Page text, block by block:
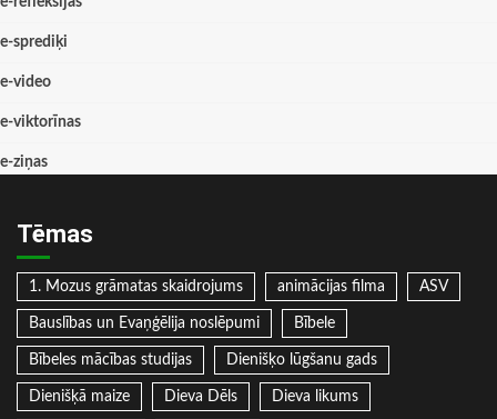
e-sprediķi
e-video
e-viktorīnas
e-ziņas
Tēmas
1. Mozus grāmatas skaidrojums animācijas filma ASV
Bauslības un Evaņģēlija noslēpumi Bībele
Bībeles mācības studijas Dienišķo lūgšanu gads
Dienišķā maize Dieva Dēls Dieva likums